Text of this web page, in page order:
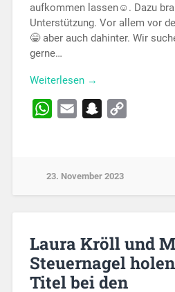
aufkommen lassen☺️. Dazu
Unterstützung. Vor allem vor
😁 aber auch dahinter. Wir
gerne…
Weiterlesen →
WhatsApp
Email Snapchat
23. November 2023
Laura Kröll und
Steuernagel
Titel bei den